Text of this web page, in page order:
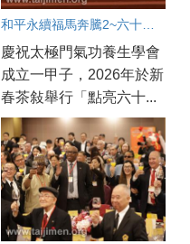
和平永續福馬奔騰2~六十啟動愛滿人間
慶祝太極門氣功養生學會
成立一甲子，2026年於新
春茶敍舉行「點亮六十...